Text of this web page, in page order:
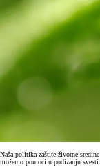
Naša politika zaštite životne
možemo pomoći u podizanju